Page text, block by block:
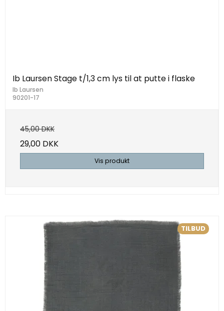
Ib Laursen Stage t/1,3 cm lys til at putte i flaske
Ib Laursen
90201-17
45,00 DKK
29,00 DKK
Vis produkt
TILBUD